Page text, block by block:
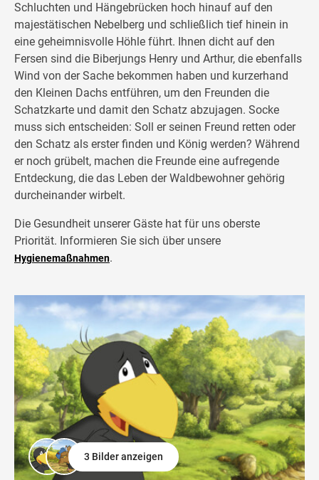
Schluchten und Hängebrücken hoch hinauf auf den
majestätischen Nebelberg und schließlich tief hinein in
eine geheimnisvolle Höhle führt. Ihnen dicht auf den
Fersen sind die Biberjungs Henry und Arthur, die ebenfalls
Wind von der Sache bekommen haben und kurzerhand
den Kleinen Dachs entführen, um den Freunden die
Schatzkarte und damit den Schatz abzujagen. Socke
muss sich entscheiden: Soll er seinen Freund retten oder
den Schatz als erster finden und König werden? Während
er noch grübelt, machen die Freunde eine aufregende
Entdeckung, die das Leben der Waldbewohner gehörig
durcheinander wirbelt.
Die Gesundheit unserer Gäste hat für uns oberste
Priorität. Informieren Sie sich über unsere
Hygienemaßnahmen.
3 Bilder anzeigen